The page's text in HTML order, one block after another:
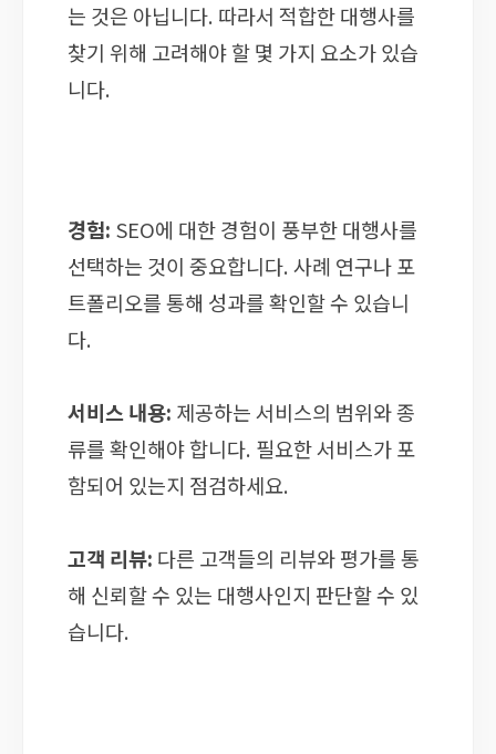
는 것은 아닙니다. 따라서 적합한 대행사를
찾기 위해 고려해야 할 몇 가지 요소가 있습
니다.
경험: SEO에 대한 경험이 풍부한 대행사를
선택하는 것이 중요합니다. 사례 연구나 포
트폴리오를 통해 성과를 확인할 수 있습니
다.
서비스 내용: 제공하는 서비스의 범위와 종
류를 확인해야 합니다. 필요한 서비스가 포
함되어 있는지 점검하세요.
고객 리뷰: 다른 고객들의 리뷰와 평가를 통
해 신뢰할 수 있는 대행사인지 판단할 수 있
습니다.